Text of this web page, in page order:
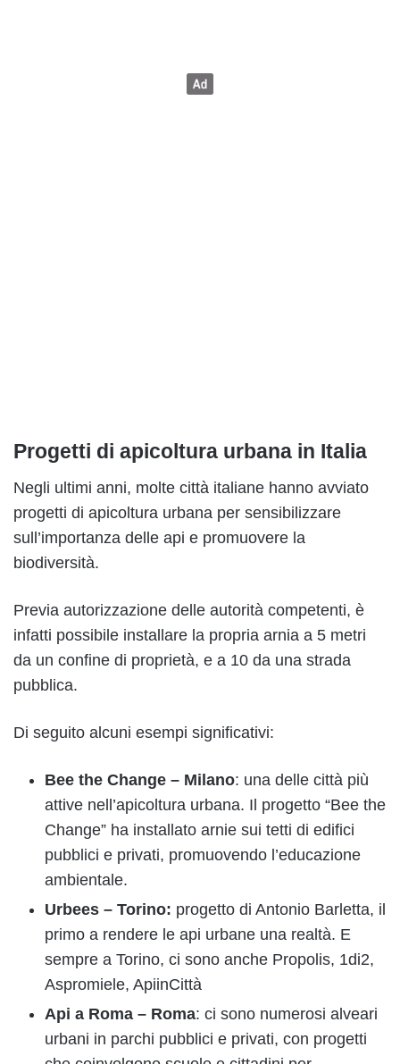
Progetti di apicoltura urbana in Italia
Negli ultimi anni, molte città italiane hanno avviato
progetti di apicoltura urbana per sensibilizzare
sull’importanza delle api e promuovere la
biodiversità.
Previa autorizzazione delle autorità competenti, è
infatti possibile installare la propria arnia a 5 metri
da un confine di proprietà, e a 10 da una strada
pubblica.
Di seguito alcuni esempi significativi:
Bee the Change – Milano: una delle città più
attive nell’apicoltura urbana. Il progetto “Bee the
Change” ha installato arnie sui tetti di edifici
pubblici e privati, promuovendo l’educazione
ambientale.
Urbees – Torino: progetto di Antonio Barletta, il
primo a rendere le api urbane una realtà. E
sempre a Torino, ci sono anche Propolis, 1di2,
Aspromiele, ApiinCittà
Api a Roma – Roma: ci sono numerosi alveari
urbani in parchi pubblici e privati, con progetti